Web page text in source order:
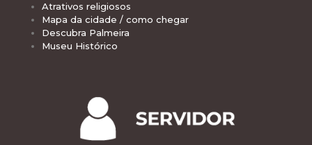
Atrativos religiosos
Mapa da cidade / como chegar
Descubra Palmeira
Museu Histórico